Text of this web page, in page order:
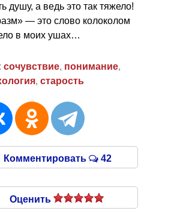
душу, а ведь это так тяжело!
— это слово колоколом
в моих ушах…
сочувствие, понимание,
, старость
Комментировать 42
Оценить